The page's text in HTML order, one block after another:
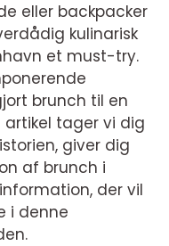
eller backpacker
kulinarisk
et must-try.
brunch til en
artikel tager vi dig
giver dig
af brunch i
der vil
i denne